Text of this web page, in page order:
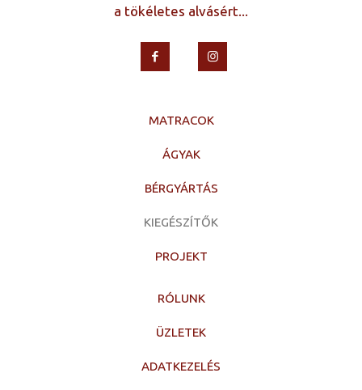
a tökéletes alvásért...
MATRACOK
ÁGYAK
BÉRGYÁRTÁS
KIEGÉSZÍTŐK
PROJEKT
RÓLUNK
ÜZLETEK
ADATKEZELÉS